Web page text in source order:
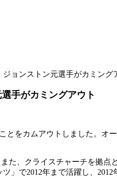
ョンストン元選手がカミング
手がカミングアウト
をカムアウトしました。オ
、クライスチャーチを拠点
で2012年まで活躍し、